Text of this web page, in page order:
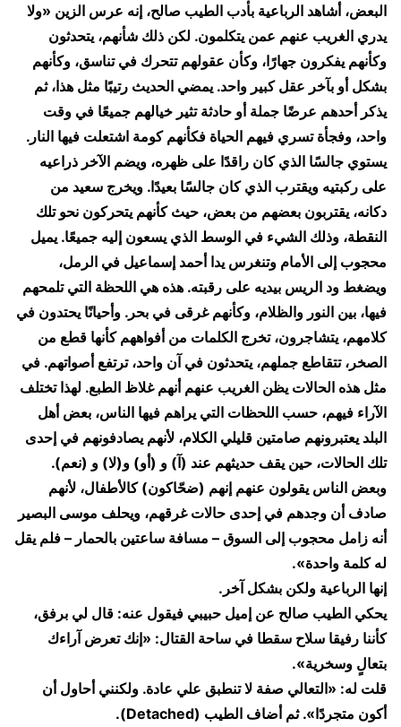
البعض، أشاهد الرباعية بأدب الطيب صالح، إنه عرس الزين «ولا
يدري الغريب عنهم عمن يتكلمون. لكن ذلك شأنهم، يتحدثون
وكأنهم يفكرون جهارًا، وكأن عقولهم تتحرك في تناسق، وكأنهم
بشكل أو بآخر عقل كبير واحد. يمضي الحديث رتيبًا مثل هذا، ثم
يذكر أحدهم عرضًا جملة أو حادثة تثير خيالهم جميعًا في وقت
واحد، وفجأة تسري فيهم الحياة فكأنهم كومة اشتعلت فيها النار.
يستوي جالسًا الذي كان راقدًا على ظهره، ويضم الآخر ذراعيه
على ركبتيه ويقترب الذي كان جالسًا بعيدًا. ويخرج سعيد من
دكانه، يقتربون بعضهم من بعض، حيث كأنهم يتحركون نحو تلك
النقطة، وذلك الشيء في الوسط الذي يسعون إليه جميعًا. يميل
محجوب إلى الأمام وتنغرس يدا أحمد إسماعيل في الرمل،
ويضغط ود الريس بيديه على رقبته. هذه هي اللحظة التي تلمحهم
فيها، بين النور والظلام، وكأنهم غرقى في بحر. وأحيانًا يحتدون في
كلامهم، يتشاجرون، تخرج الكلمات من أفواههم كأنها قطع من
الصخر، تتقاطع جملهم، يتحدثون في آن واحد، ترتفع أصواتهم. في
مثل هذه الحالات يظن الغريب عنهم أنهم غلاظ الطبع. لهذا تختلف
الآراء فيهم، حسب اللحظات التي يراهم فيها الناس، بعض أهل
البلد يعتبرونهم صامتين قليلي الكلام، لأنهم يصادفونهم في إحدى
تلك الحالات، حين يقف حديثهم عند (آ) و (أو) و(لا) و (نعم).
وبعض الناس يقولون عنهم إنهم (ضحّاكون) كالأطفال، لأنهم
صادف أن وجدهم في إحدى حالات غرقهم، ويحلف موسى البصير
أنه زامل محجوب إلى السوق – مسافة ساعتين بالحمار – فلم يقل
له كلمة واحدة».
إنها الرباعية ولكن بشكل آخر.
يحكي الطيب صالح عن إميل حبيبي فيقول عنه: قال لي برفق،
كأننا رفيقا سلاح سقطا في ساحة القتال: «إنك تعرض آراءك
بتعالٍ وسخرية».
قلت له: «التعالي صفة لا تنطبق علي عادة. ولكنني أحاول أن
أكون متجردًا». ثم أضاف الطيب (Detached).